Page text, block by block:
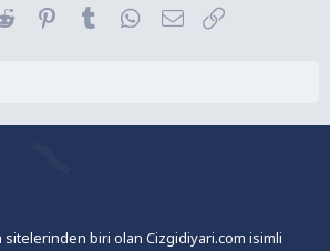
Reddit Pinterest
Tumblr WhatsApp
E-posta
sitelerinden biri olan Cizgidiyari.com isimli